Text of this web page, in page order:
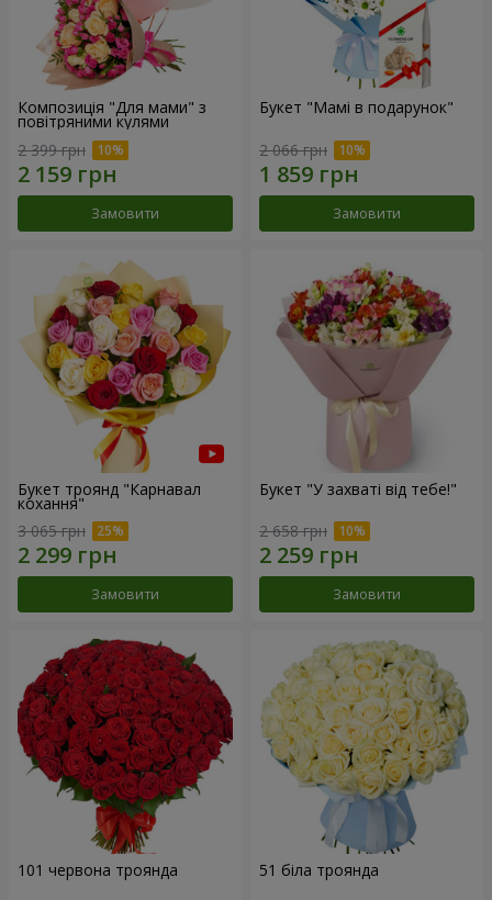
Композиція "Для мами" з
повітряними кулями
2 399 грн
Замовити
Букет "Мамі в подарунок"
2 066 грн
Замовити
Букет троянд "Карнавал
кохання"
3 065 грн
Замовити
Букет "У захваті від тебе!"
2 658 грн
Замовити
101 червона троянда 51 біла троянда